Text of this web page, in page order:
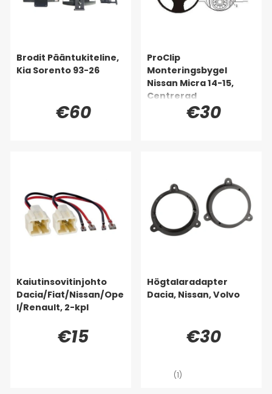
Brodit Pääntukiteline,
Kia Sorento 93-26
€60
ProClip
Monteringsbygel
Nissan Micra 14-15,
Centrerad
€30
Kaiutinsovitinjohto
Dacia/Fiat/Nissan/Ope
l/Renault, 2-kpl
€15
Högtalaradapter
Dacia, Nissan, Volvo
€30
(1)